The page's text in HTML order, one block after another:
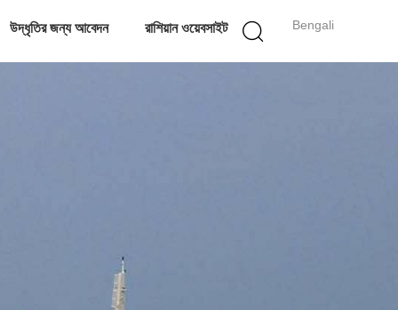
Bengali
উদ্ধৃতির জন্য আবেদন রাশিয়ান ওয়েবসাইট